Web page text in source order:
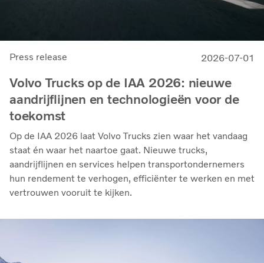
Press release 2026-07-01
Volvo Trucks op de IAA 2026: nieuwe
aandrijflijnen en technologieën voor de
toekomst
Op de IAA 2026 laat Volvo Trucks zien waar het vandaag
staat én waar het naartoe gaat. Nieuwe trucks,
aandrijflijnen en services helpen transportondernemers
hun rendement te verhogen, efficiënter te werken en met
vertrouwen vooruit te kijken.